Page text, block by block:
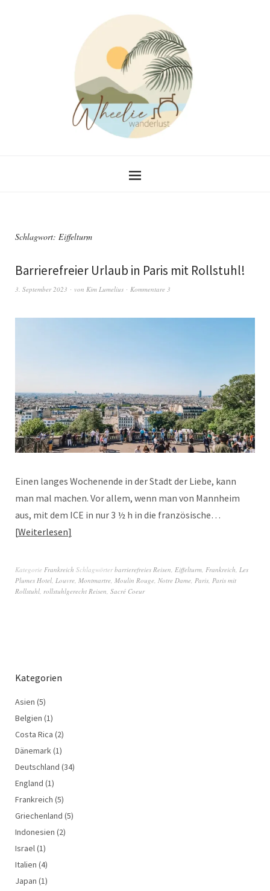
Schlagwort: Eiffelturm
Barrierefreier Urlaub in Paris mit Rollstuhl!
3. September 2023 von Kim Lumelius Kommentare 3
Einen langes Wochenende in der Stadt der Liebe, kann
man mal machen. Vor allem, wenn man von Mannheim
aus, mit dem ICE in nur 3 ½ h in die französische…
Weiterlesen
Kategorie Frankreich Schlagwörterbarrierefreies Reisen, Eiffelturm, Frankreich, Les
Plumes Hotel, Louvre, Montmartre, Moulin Rouge, Notre Dame, Paris, Paris mit
Rollstuhl, rollstuhlgerecht Reisen, Sacré Coeur
Kategorien
Asien (5)
Belgien (1)
Costa Rica (2)
Dänemark(1)
Deutschland (34)
England (1)
Frankreich (5)
Griechenland (5)
Indonesien (2)
Israel(1)
Italien (4)
Japan (1)